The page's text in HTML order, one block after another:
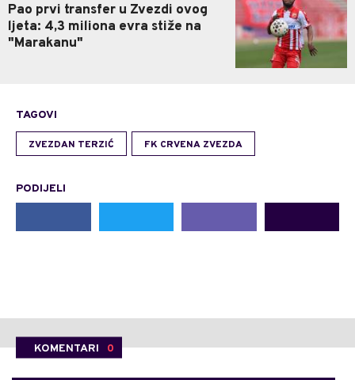
Pao prvi transfer u Zvezdi ovog
ljeta: 4,3 miliona evra stiže na
"Marakanu"
TAGOVI
ZVEZDAN TERZIĆ FK CRVENA ZVEZDA
PODIJELI
KOMENTARI 0